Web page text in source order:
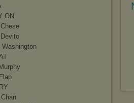
ON
Washington